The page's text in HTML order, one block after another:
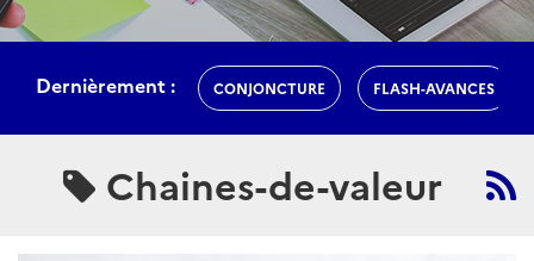
Dernièrement : CONJONCTURE FLASH-AVANCES
Chaines-de-valeur